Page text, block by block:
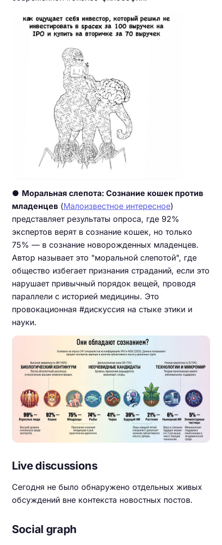
● Моральная слепота: Сознание кошек против
младенцев (Малоизвестное интересное)
представляет результаты опроса, где 92%
экспертов верят в сознание кошек, но только
75% — в сознание новорожденных младенцев.
Автор называет это "моральной слепотой", где
общество избегает признания страданий, если это
нарушает привычный порядок вещей, проводя
параллели с историей медицины. Это
провокационная #дискуссия на стыке этики и
науки.
Live discussions
Сегодня не было обнаружено отдельных живых
обсуждений вне контекста новостных постов.
Social graph